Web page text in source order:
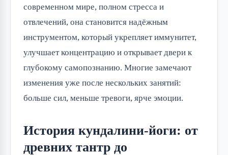
современном мире, полном стресса и
отвлечений, она становится надёжным
инструментом, который укрепляет иммунитет,
улучшает концентрацию и открывает двери к
глубокому самопознанию. Многие замечают
изменения уже после нескольких занятий:
больше сил, меньше тревоги, ярче эмоции.
История кундалини-йоги: от
древних тантр до